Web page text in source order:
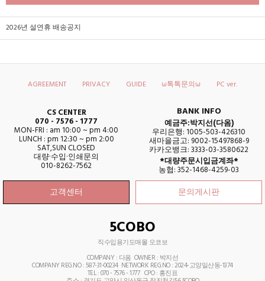
2026년 설연휴 배송공지
AGREEMENT PRIVACY GUIDE ω톡톡문의ω PC ver.
CS CENTER
070 - 7576 - 1777
MON-FRI : am 10:00 ~ pm 4:00
LUNCH : pm 12:30 ~ pm 2:00
SAT,SUN CLOSED
대량·수입·인쇄문의
010-8262-7562
고객센터
BANK INFO
예금주:박지선(다옴)
우리은행: 1005-503-426310
새마을금고: 9002-15497868-9
카카오뱅크: 3333-03-3580622
*대량주문시입금계좌*
농협: 352-1468-4259-03
문의게시판
5COBO
직수입용기도매몰 오코보
COMPANY : 다옴 OWNER : 박지선
COMPANY REG.NO : 587-31-00234 NETWORK REG.NO : 2024-고양일산동-1374
TEL : 070 - 7576 - 1777 CPO : 홍진표